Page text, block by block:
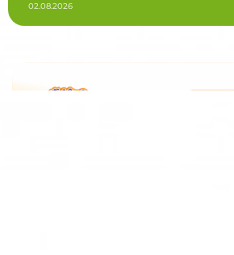
02.08.2026